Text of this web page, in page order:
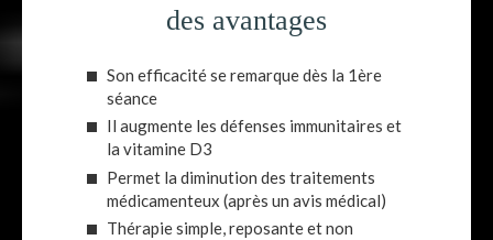
des avantages
Son efficacité se remarque dès la 1ère
séance
Il augmente les défenses immunitaires et
la vitamine D3
Permet la diminution des traitements
médicamenteux (après un avis médical)
Thérapie simple, reposante et non